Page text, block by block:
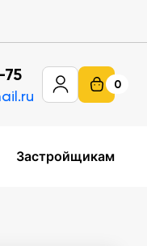
0
Застройщикам